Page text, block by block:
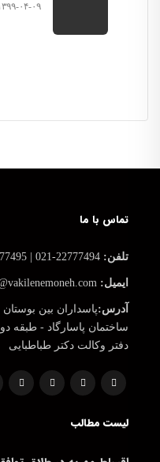
۱۳۹۹-۰۴-
تماس با ما
تلفن:
ایمیل:
آدرس:پاسداران بین بوستان ۹ و ۱۰ جنب بانک پاسارگاد
ساختمان پاسارگاد - طبقه
دفتر وکالت دکتر طباطبایی
لیست مطالب